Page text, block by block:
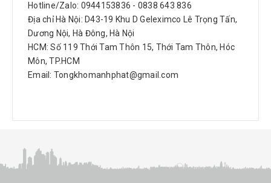
Hotline/Zalo: 0944153836 - 0838 643 836
Địa chỉ Hà Nội: D43-19 Khu D Geleximco Lê Trọng Tấn,
Dương Nội, Hà Đông, Hà Nội
HCM: Số 119 Thới Tam Thôn 15, Thới Tam Thôn, Hóc
Môn, TP.HCM
Email: Tongkhomanhphat@gmail.com